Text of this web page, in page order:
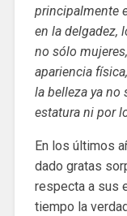
principalmente
en la delgadez,
no sólo
apariencia
la belleza ya no
estatura ni por
En los últimos
dado gratas
respecta a sus
tiempo la